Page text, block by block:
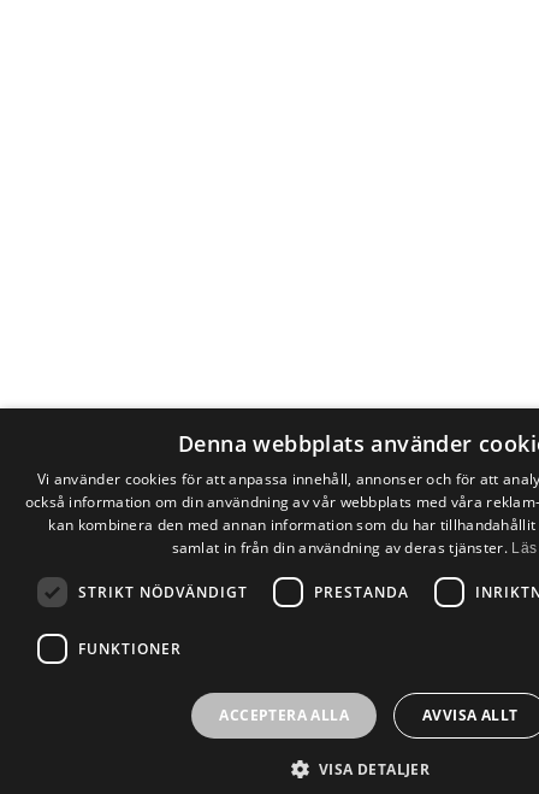
Denna webbplats använder
Vi använder cookies för att anpassa innehåll, annonser och för att
också information om din användning av vår webbplats med våra
kan kombinera den med annan information som du har
samlat in från din användning av deras tjänster.
STRIKT NÖDVÄNDIGT PRESTANDA
FUNKTIONER
ACCEPTERA ALLA AVVISA ALLT
VISA DETALJER